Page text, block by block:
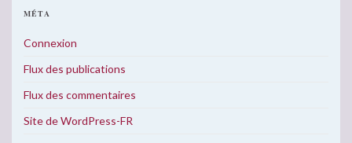
MÉTA
Connexion
Flux des publications
Flux des commentaires
Site de WordPress-FR